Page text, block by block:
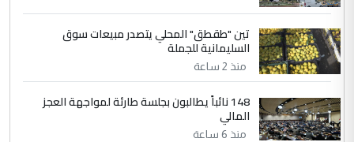
تين "طقطق" المحلي يتصدر مبيعات سوق
السليمانية للجملة
منذ 2 ساعة
148 نائباً يطالبون بجلسة طارئة لمواجهة العجز
المالي
منذ 6 ساعة